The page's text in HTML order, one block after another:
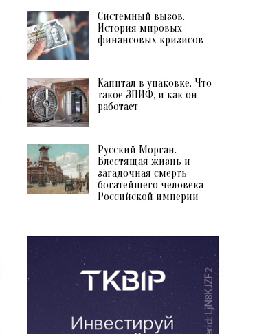
Системный вызов.
История мировых
финансовых кризисов
Капитал в упаковке. Что
такое ЗПИФ, и как он
работает
Русский Морган.
Блестящая жизнь и
загадочная смерть
богатейшего человека
Российской империи